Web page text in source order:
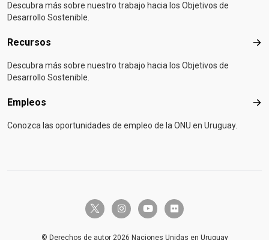
Descubra más sobre nuestro trabajo hacia los Objetivos de
Desarrollo Sostenible.
Recursos
Descubra más sobre nuestro trabajo hacia los Objetivos de
Desarrollo Sostenible.
Empleos
Conozca las oportunidades de empleo de la ONU en Uruguay.
twitter-x instagramyoutube flickr
© Derechos de autor 2026 Naciones Unidas en Uruguay